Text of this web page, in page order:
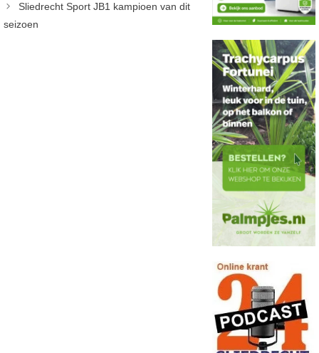
Sliedrecht Sport JB1 kampioen van dit
seizoen